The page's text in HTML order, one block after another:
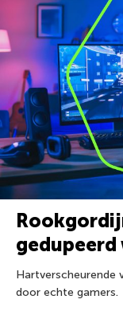
gedupeerd
Hartverscheurende
door echte gamers.